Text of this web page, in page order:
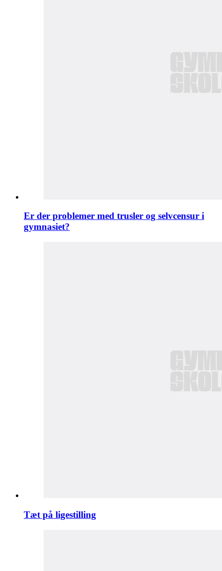
Er der problemer med trusler og selvcensur i
gymnasiet?
Tæt på ligestilling